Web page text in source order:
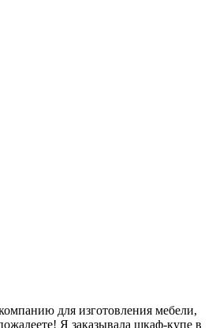
для изготовления мебели,
Я заказывала шкаф-купе в